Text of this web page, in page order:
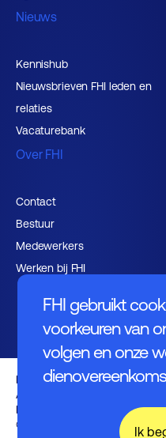
FHI gebruikt
voorkeuren van
volgen en onze
Ik
Nieuws
Kennishub
Nieuwsbrieven FHI leden en
relaties
Vacaturebank
Over FHI
Contact
Bestuur
Medewerkers
Werken bij FHI
Privacybeleid
Algemene voorwaarden
Disclaimer
© FHI 2026